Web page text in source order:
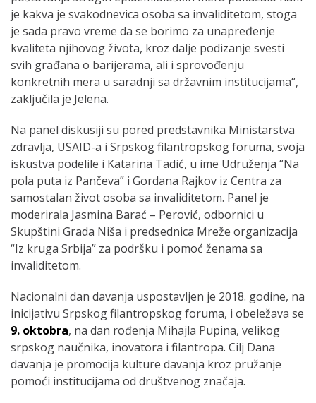
je kakva je svakodnevica osoba sa invaliditetom, stoga
je sada pravo vreme da se borimo za unapređenje
kvaliteta njihovog života, kroz dalje podizanje svesti
svih građana o barijerama, ali i sprovođenju
konkretnih mera u saradnji sa državnim institucijama“,
zaključila je Jelena.
Na panel diskusiji su pored predstavnika Ministarstva
zdravlja, USAID-a i Srpskog filantropskog foruma, svoja
iskustva podelile i Katarina Tadić, u ime Udruženja “Na
pola puta iz Pančeva” i Gordana Rajkov iz Centra za
samostalan život osoba sa invaliditetom. Panel je
moderirala Jasmina Barać – Perović, odbornici u
Skupštini Grada Niša i predsednica Mreže organizacija
“Iz kruga Srbija” za podršku i pomoć ženama sa
invaliditetom.
Nacionalni dan davanja uspostavljen je 2018. godine, na
inicijativu Srpskog filantropskog foruma, i obeležava se
9. oktobra, na dan rođenja Mihajla Pupina, velikog
srpskog naučnika, inovatora i filantropa. Cilj Dana
davanja je promocija kulture davanja kroz pružanje
pomoći institucijama od društvenog značaja.